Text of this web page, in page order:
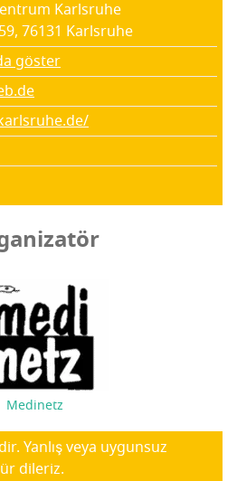
Karlsruhe
76131 Karls­ru­he
göster
Medinetz
Yanlış veya uygunsuz
dileriz.